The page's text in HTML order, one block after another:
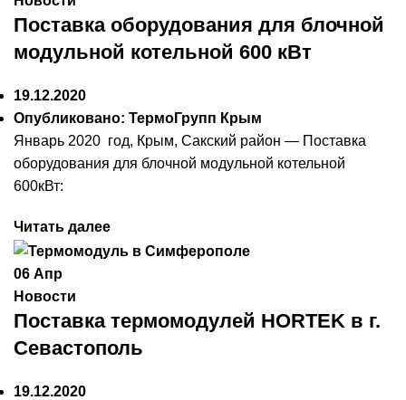
Поставка оборудования для блочной
модульной котельной 600 кВт
19.12.2020
Опубликовано: ТермоГрупп Крым
Январь 2020 год, Крым, Сакский район — Поставка
оборудования для блочной модульной котельной
600кВт:
Читать далее
06 Апр
Новости
Поставка термомодулей HORTEK в г.
Севастополь
19.12.2020